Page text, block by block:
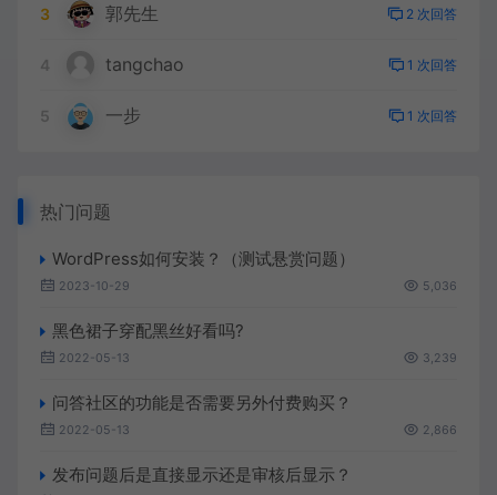
3 郭先生 2 次回答
4 tangchao 1 次回答
5 一步 1 次回答
热门问题
WordPress如何安装？（测试悬赏问题）
2023-10-29 5,036
黑色裙子穿配黑丝好看吗?
2022-05-13 3,239
问答社区的功能是否需要另外付费购买？
2022-05-13 2,866
发布问题后是直接显示还是审核后显示？